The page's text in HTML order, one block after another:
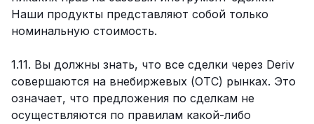
Наши продукты представляют собой только
номинальную стоимость.
1.11. Вы должны знать, что все сделки через Deriv
совершаются на внебиржевых (OTC) рынках. Это
означает, что предложения по сделкам не
осуществляются по правилам какой-либо